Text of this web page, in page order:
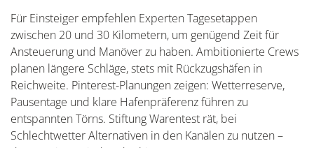
Für Einsteiger empfehlen Experten Tagesetappen
zwischen 20 und 30 Kilometern, um genügend Zeit für
Ansteuerung und Manöver zu haben. Ambitionierte Crews
planen längere Schläge, stets mit Rückzugshäfen in
Reichweite. Pinterest-Planungen zeigen: Wetterreserve,
Pausentage und klare Hafenpräferenz führen zu
entspannten Törns. Stiftung Warentest rät, bei
Schlechtwetter Alternativen in den Kanälen zu nutzen –